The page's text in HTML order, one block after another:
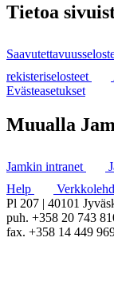
Tietoa
rekisteriselosteet
Evästeasetukset
Muualla
Jamkin intranet
Help
Pl 207 | 40101
puh. +358 20 743
fax. +358 14 449